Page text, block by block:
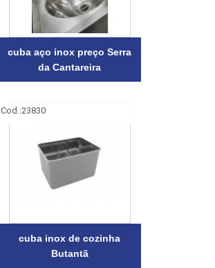
cuba aço inox preço Serra
da Cantareira
Cod.:23830
cuba inox de cozinha
Butantã